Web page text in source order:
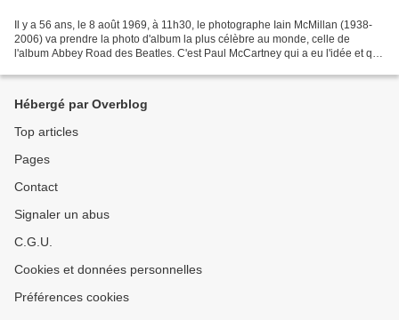
Il y a 56 ans, le 8 août 1969, à 11h30, le photographe Iain McMillan (1938-
2006) va prendre la photo d'album la plus célèbre au monde, celle de
l'album Abbey Road des Beatles. C'est Paul McCartney qui a eu l'idée et qui
Hébergé par Overblog
Top articles
Pages
Contact
Signaler un abus
C.G.U.
Cookies et données personnelles
Préférences cookies